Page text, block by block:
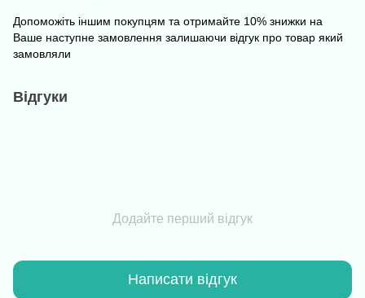
Допоможіть іншим покупцям та отримайте 10% знижки на
Ваше наступне замовлення залишаючи відгук про товар який
замовляли
Відгуки
Додайте перший відгук
Написати відгук